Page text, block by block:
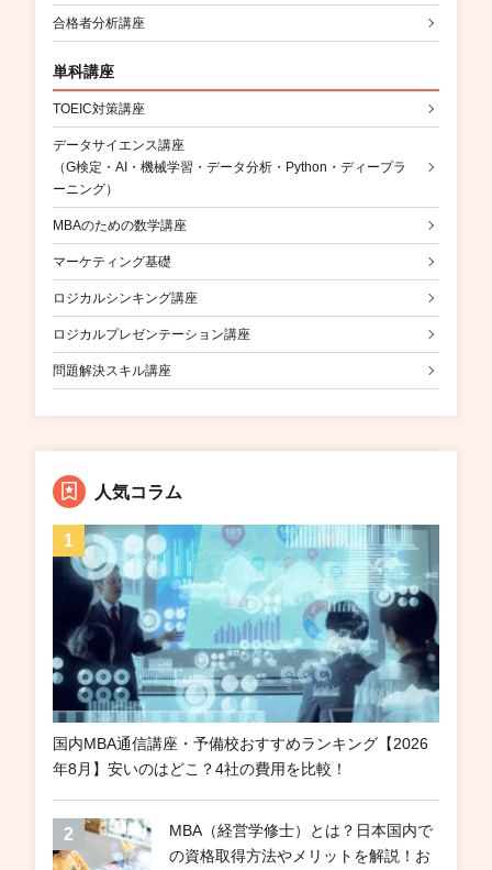
合格者分析講座
単科講座
TOEIC対策講座
データサイエンス講座
（G検定・AI・機械学習・データ分析・Python・ディープラ
ーニング）
MBAのための数学講座
マーケティング基礎
ロジカルシンキング講座
ロジカルプレゼンテーション講座
問題解決スキル講座
人気コラム
国内MBA通信講座・予備校おすすめランキング【2026
年8月】安いのはどこ？4社の費用を比較！
MBA（経営学修士）とは？日本国内で
の資格取得方法やメリットを解説！お